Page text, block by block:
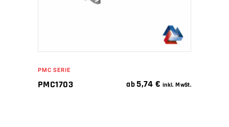
PMC SERIE
PMC1703 ab5,74€ inkl. MwSt.